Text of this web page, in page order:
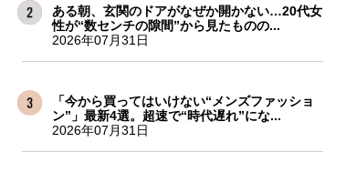
ある朝、玄関のドアがなぜか開かない…20代女
性が“数センチの隙間”から見たものの...
2026年07月31日
「今から買ってはいけない“メンズファッショ
ン”」最新4選。超速で“時代遅れ”にな...
2026年07月31日